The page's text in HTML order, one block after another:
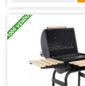
Santos
Sbaraglia
Schnitzer
Seven Italy
+1000 VENDUS